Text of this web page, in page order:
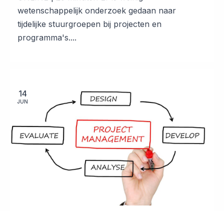
wetenschappelijk onderzoek gedaan naar
tijdelijke stuurgroepen bij projecten en
programma's....
14
JUN